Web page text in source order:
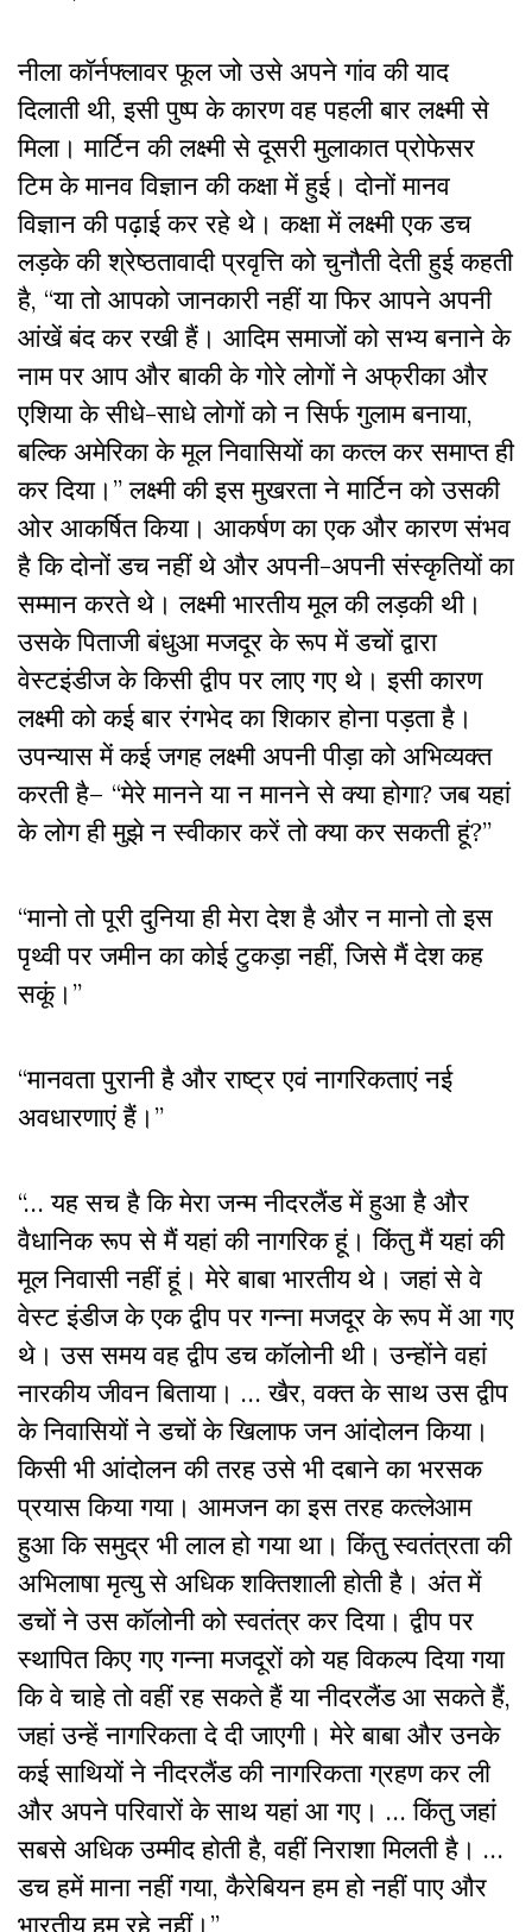
नीला कॉर्नफ्लावर फूल जो उसे अपने गांव की याद
दिलाती थी, इसी पुष्प के कारण वह पहली बार लक्ष्मी से
मिला। मार्टिन की लक्ष्मी से दूसरी मुलाकात प्रोफेसर
टिम के मानव विज्ञान की कक्षा में हुई। दोनों मानव
विज्ञान की पढ़ाई कर रहे थे। कक्षा में लक्ष्मी एक डच
लड़के की श्रेष्ठतावादी प्रवृत्ति को चुनौती देती हुई कहती
है, “या तो आपको जानकारी नहीं या फिर आपने अपनी
आंखें बंद कर रखी हैं। आदिम समाजों को सभ्य बनाने के
नाम पर आप और बाकी के गोरे लोगों ने अफ्रीका और
एशिया के सीधे-साधे लोगों को न सिर्फ गुलाम बनाया,
बल्कि अमेरिका के मूल निवासियों का कत्ल कर समाप्त ही
कर दिया।” लक्ष्मी की इस मुखरता ने मार्टिन को उसकी
ओर आकर्षित किया। आकर्षण का एक और कारण संभव
है कि दोनों डच नहीं थे और अपनी-अपनी संस्कृतियों का
सम्मान करते थे। लक्ष्मी भारतीय मूल की लड़की थी।
उसके पिताजी बंधुआ मजदूर के रूप में डचों द्वारा
वेस्टइंडीज के किसी द्वीप पर लाए गए थे। इसी कारण
लक्ष्मी को कई बार रंगभेद का शिकार होना पड़ता है।
उपन्यास में कई जगह लक्ष्मी अपनी पीड़ा को अभिव्यक्त
करती है– “मेरे मानने या न मानने से क्या होगा? जब यहां
के लोग ही मुझे न स्वीकार करें तो क्या कर सकती हूं?”
“मानो तो पूरी दुनिया ही मेरा देश है और न मानो तो इस
पृथ्वी पर जमीन का कोई टुकड़ा नहीं, जिसे मैं देश कह
सकूं।”
“मानवता पुरानी है और राष्ट्र एवं नागरिकताएं नई
अवधारणाएं हैं।”
“… यह सच है कि मेरा जन्म नीदरलैंड में हुआ है और
वैधानिक रूप से मैं यहां की नागरिक हूं। किंतु मैं यहां की
मूल निवासी नहीं हूं। मेरे बाबा भारतीय थे। जहां से वे
वेस्ट इंडीज के एक द्वीप पर गन्ना मजदूर के रूप में आ गए
थे। उस समय वह द्वीप डच कॉलोनी थी। उन्होंने वहां
नारकीय जीवन बिताया। … खैर, वक्त के साथ उस द्वीप
के निवासियों ने डचों के खिलाफ जन आंदोलन किया।
किसी भी आंदोलन की तरह उसे भी दबाने का भरसक
प्रयास किया गया। आमजन का इस तरह कत्लेआम
हुआ कि समुद्र भी लाल हो गया था। किंतु स्वतंत्रता की
अभिलाषा मृत्यु से अधिक शक्तिशाली होती है। अंत में
डचों ने उस कॉलोनी को स्वतंत्र कर दिया। द्वीप पर
स्थापित किए गए गन्ना मजदूरों को यह विकल्प दिया गया
कि वे चाहे तो वहीं रह सकते हैं या नीदरलैंड आ सकते हैं,
जहां उन्हें नागरिकता दे दी जाएगी। मेरे बाबा और उनके
कई साथियों ने नीदरलैंड की नागरिकता ग्रहण कर ली
और अपने परिवारों के साथ यहां आ गए। … किंतु जहां
सबसे अधिक उम्मीद होती है, वहीं निराशा मिलती है। …
डच हमें माना नहीं गया, कैरेबियन हम हो नहीं पाए और
भारतीय हम रहे नहीं।”